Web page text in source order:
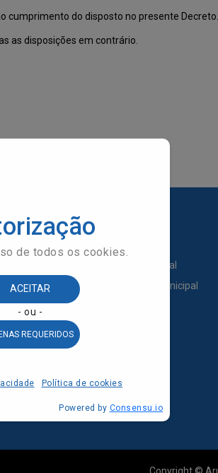
cumprimento do disposto no presente Decreto.
as disposições em contrário.
SERVIÇOS
Transporte Municipal
Transporte Intermunicipal